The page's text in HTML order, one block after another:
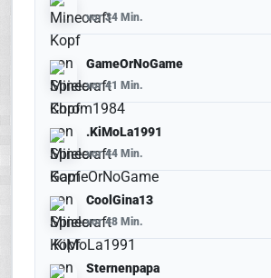
vor 34 Min.
GameOrNoGame
vor 41 Min.
.KiMoLa1991
vor 44 Min.
CoolGina13
vor 48 Min.
Sternenpapa